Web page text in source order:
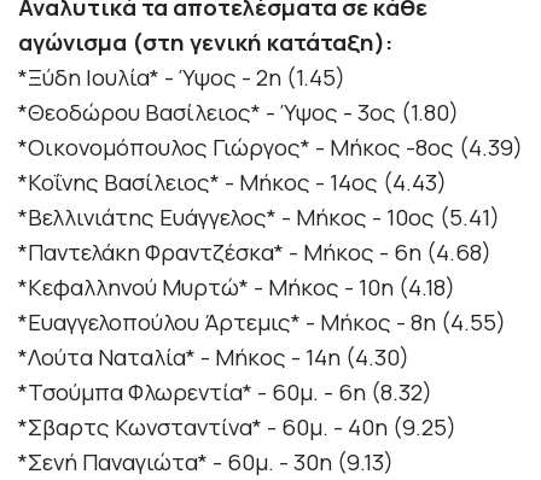
Αναλυτικά τα αποτελέσματα σε κάθε
αγώνισμα (στη γενική κατάταξη):
*Ξύδη Ιουλία* - Ύψος - 2η (1.45)
*Θεοδώρου Βασίλειος* - Ύψος - 3ος (1.80)
*Οικονομόπουλος Γιώργος* - Μήκος -8ος (4.39)
*Κοΐνης Βασίλειος* - Μήκος - 14ος (4.43)
*Βελλινιάτης Ευάγγελος* - Μήκος - 10ος (5.41)
*Παντελάκη Φραντζέσκα* - Μήκος - 6η (4.68)
*Κεφαλληνού Μυρτώ* - Μήκος - 10η (4.18)
*Ευαγγελοπούλου Άρτεμις* - Μήκος - 8η (4.55)
*Λούτα Ναταλία* - Μήκος - 14η (4.30)
*Τσούμπα Φλωρεντία* - 60μ. - 6η (8.32)
*Σβαρτς Κωνσταντίνα* - 60μ. - 40η (9.25)
*Σενή Παναγιώτα* - 60μ. - 30η (9.13)